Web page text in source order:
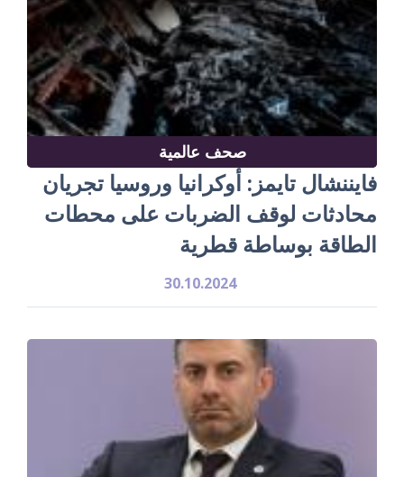
صحف عالمية
فايننشال تايمز: أوكرانيا وروسيا تجريان
محادثات لوقف الضربات على محطات
الطاقة بوساطة قطرية
30.10.2024